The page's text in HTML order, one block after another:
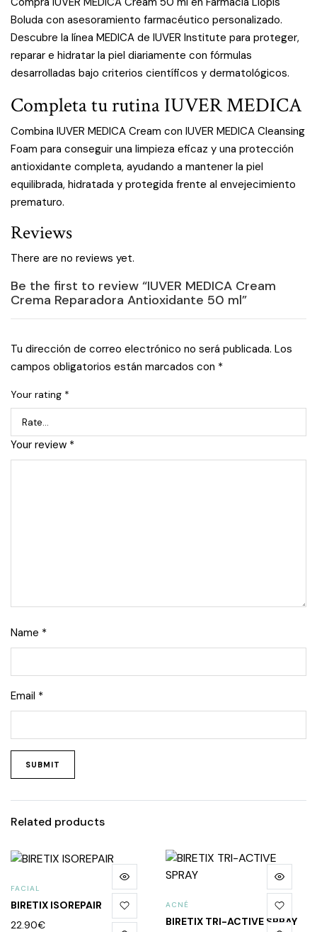
Boluda con asesoramiento farmacéutico personalizado.
Descubre la línea MEDICA de IUVER Institute para proteger,
reparar e hidratar la piel diariamente con fórmulas
desarrolladas bajo criterios científicos y dermatológicos.
Completa tu rutina IUVER MEDICA
Combina IUVER MEDICA Cream con IUVER MEDICA Cleansing
Foam para conseguir una limpieza eficaz y una protección
antioxidante completa, ayudando a mantener la piel
equilibrada, hidratada y protegida frente al envejecimiento
prematuro.
Reviews
There are no reviews yet.
Be the first to review “IUVER MEDICA Cream
Crema Reparadora Antioxidante 50 ml”
Tu dirección de correo electrónico no será publicada. Los
campos obligatorios están marcados con *
Your rating *
Your review *
Name *
Email *
Related products
FACIAL
BIRETIX ISOREPAIR
22.90€
ACNÉ
BIRETIX TRI-ACTIVE SPRAY